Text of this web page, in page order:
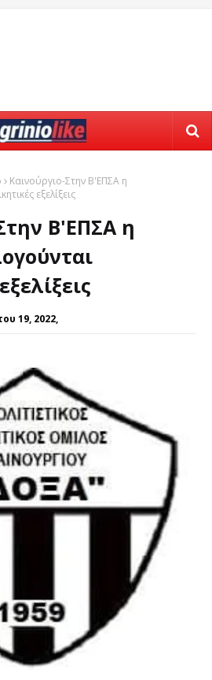
Καινούργιο-Στην Β'ΕΠΣΑ η
εξελίξεις
Β'ΕΠΣΑ η
19, 2022,